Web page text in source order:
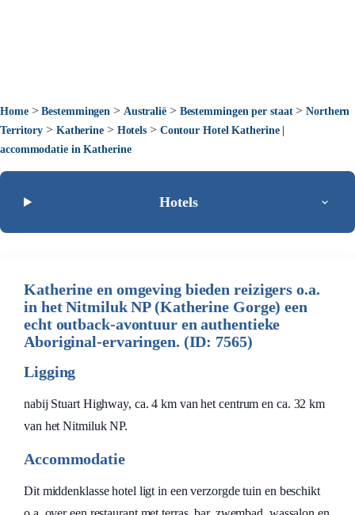
Home>Bestemmingen > Australië> Bestemmingen per staat>Northern
Territory > Katherine> Hotels > Contour Hotel Katherine |
accommodatie in Katherine
Hotels
Katherine en omgeving bieden reizigers o.a.
in het Nitmiluk NP (Katherine Gorge) een
echt outback-avontuur en authentieke
Aboriginal-ervaringen. (ID: 7565)
Ligging
nabij Stuart Highway, ca. 4 km van het centrum en ca. 32 km
van het Nitmiluk NP.
Accommodatie
Dit middenklasse hotel ligt in een verzorgde tuin en beschikt